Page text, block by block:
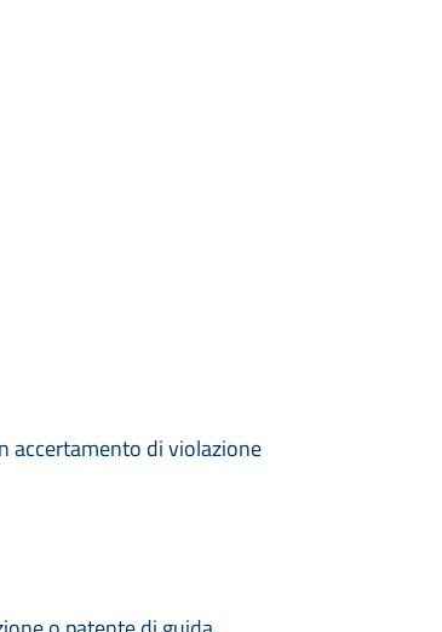
accertamento di violazione